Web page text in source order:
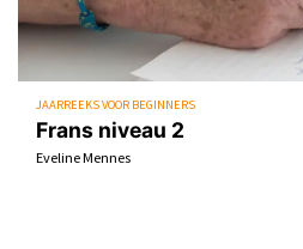
Frans niveau 2
Eveline Mennes
JAARREEKS VOOR BEGINNERS